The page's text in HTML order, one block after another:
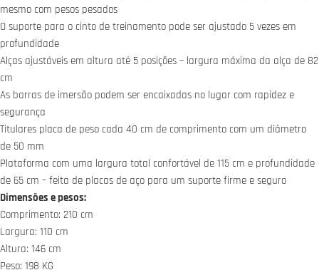
mesmo com pesos pesados
O suporte para o cinto de treinamento pode ser ajustado 5 vezes em
profundidade
Alças ajustáveis ​​em altura até 5 posições – largura máxima da alça de 82
cm
As barras de imersão podem ser encaixadas no lugar com rapidez e
segurança
Titulares placa de peso cada 40 cm de comprimento com um diâmetro
de 50 mm
Plataforma com uma largura total confortável de 115 cm e profundidade
de 65 cm – feita de placas de aço para um suporte firme e seguro
Dimensões e pesos:
Comprimento: 210 cm
Largura: 110 cm
Altura: 146 cm
Peso: 198 KG